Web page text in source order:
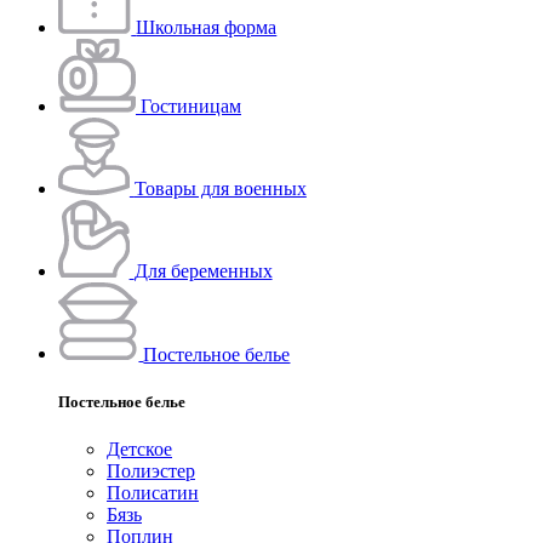
Школьная форма
Гостиницам
Товары для военных
Для беременных
Постельное белье
Постельное белье
Детское
Полиэстeр
Полисатин
Бязь
Поплин